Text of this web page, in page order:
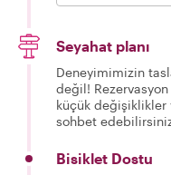
Seyahat planı
Deneyimimizin
değil!
küçük
sohbet
Bisiklet Dostu